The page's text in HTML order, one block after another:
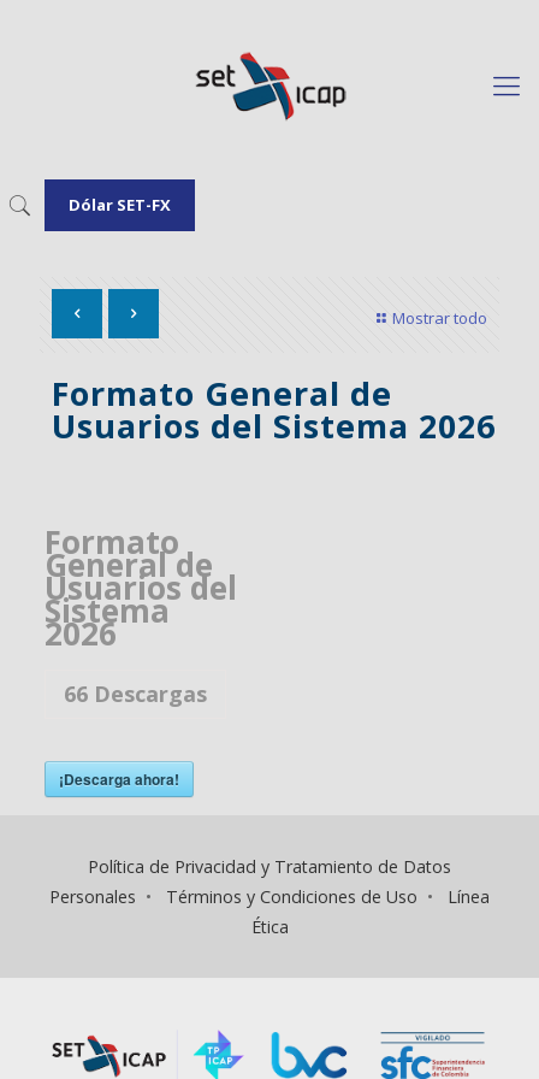
Dólar SET-FX
Mostrar todo
Formato General de
Usuarios del Sistema 2026
Formato
General de
Usuarios del
Sistema
2026
66Descargas
¡Descarga ahora!
Política de Privacidad y Tratamiento de Datos
Personales • Términos y Condiciones de Uso • Línea
Ética